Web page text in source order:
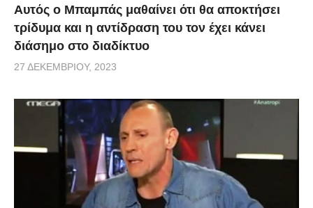
Αυτός ο Μπαμπάς μαθαίνει ότι θα αποκτήσει
τρίδυμα και η αντίδραση του τον έχει κάνει
διάσημο στο διαδίκτυο
27 ΔΕΚΕΜΒΡΊΟΥ, 2023